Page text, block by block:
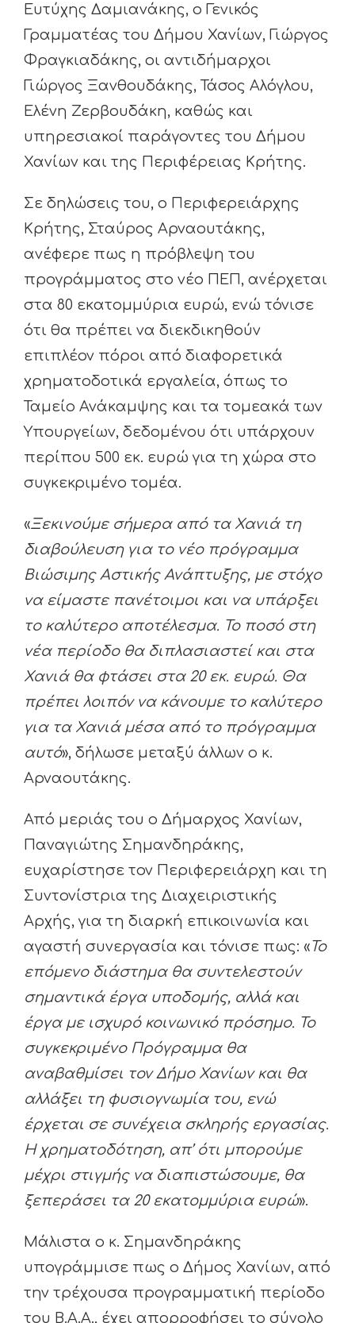
Ευτύχης Δαμιανάκης, ο Γενικός
Γραμματέας του Δήμου Χανίων, Γιώργος
Φραγκιαδάκης, οι αντιδήμαρχοι
Γιώργος Ξανθουδάκης, Τάσος Αλόγλου,
Ελένη Ζερβουδάκη, καθώς και
υπηρεσιακοί παράγοντες του Δήμου
Χανίων και της Περιφέρειας Κρήτης.
Σε δηλώσεις του, ο Περιφερειάρχης
Κρήτης, Σταύρος Αρναουτάκης,
ανέφερε πως η πρόβλεψη του
προγράμματος στο νέο ΠΕΠ, ανέρχεται
στα 80 εκατομμύρια ευρώ, ενώ τόνισε
ότι θα πρέπει να διεκδικηθούν
επιπλέον πόροι από διαφορετικά
χρηματοδοτικά εργαλεία, όπως το
Ταμείο Ανάκαμψης και τα τομεακά των
Υπουργείων, δεδομένου ότι υπάρχουν
περίπου 500 εκ. ευρώ για τη χώρα στο
συγκεκριμένο τομέα.
«Ξεκινούμε σήμερα από τα Χανιά τη
διαβούλευση για το νέο πρόγραμμα
Βιώσιμης Αστικής Ανάπτυξης, με στόχο
να είμαστε πανέτοιμοι και να υπάρξει
το καλύτερο αποτέλεσμα. Το ποσό στη
νέα περίοδο θα διπλασιαστεί και στα
Χανιά θα φτάσει στα 20 εκ. ευρώ. Θα
πρέπει λοιπόν να κάνουμε το καλύτερο
για τα Χανιά μέσα από το πρόγραμμα
αυτό», δήλωσε μεταξύ άλλων ο κ.
Αρναουτάκης.
Από μεριάς του ο Δήμαρχος Χανίων,
Παναγιώτης Σημανδηράκης,
ευχαρίστησε τον Περιφερειάρχη και τη
Συντονίστρια της Διαχειριστικής
Αρχής, για τη διαρκή επικοινωνία και
αγαστή συνεργασία και τόνισε πως: «Το
επόμενο διάστημα θα συντελεστούν
σημαντικά έργα υποδομής, αλλά και
έργα με ισχυρό κοινωνικό πρόσημο. Το
συγκεκριμένο Πρόγραμμα θα
αναβαθμίσει τον Δήμο Χανίων και θα
αλλάξει τη φυσιογνωμία του, ενώ
έρχεται σε συνέχεια σκληρής εργασίας.
Η χρηματοδότηση, απ’ ότι μπορούμε
μέχρι στιγμής να διαπιστώσουμε, θα
ξεπεράσει τα 20 εκατομμύρια ευρώ».
Μάλιστα ο κ. Σημανδηράκης
υπογράμμισε πως ο Δήμος Χανίων, από
την τρέχουσα προγραμματική περίοδο
του Β.Α.Α., έχει απορροφήσει το σύνολο